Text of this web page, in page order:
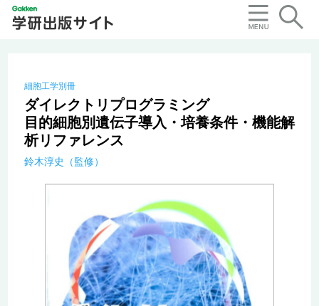
細胞工学別冊
ダイレクトリプログラミング
目的細胞別遺伝子導入・培養条件・機能解
析リファレンス
鈴木淳史（監修）